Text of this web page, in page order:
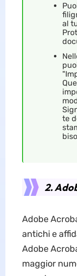
al
te
2.
Adobe
antichi e
Adobe
maggior